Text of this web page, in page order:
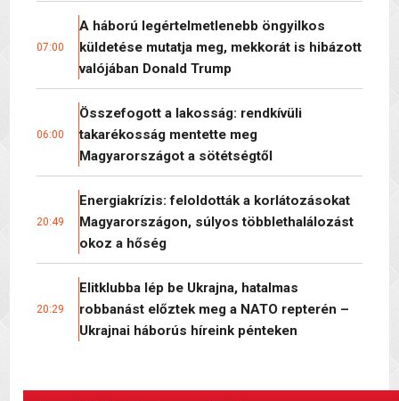
07:00
A háború legértelmetlenebb öngyilkos
küldetése mutatja meg, mekkorát is hibázott
valójában Donald Trump
06:00
Összefogott a lakosság: rendkívüli
takarékosság mentette meg
Magyarországot a sötétségtől
20:49
Energiakrízis: feloldották a korlátozásokat
Magyarországon, súlyos többlethalálozást
okoz a hőség
20:29
Elitklubba lép be Ukrajna, hatalmas
robbanást előztek meg a NATO repterén –
Ukrajnai háborús híreink pénteken